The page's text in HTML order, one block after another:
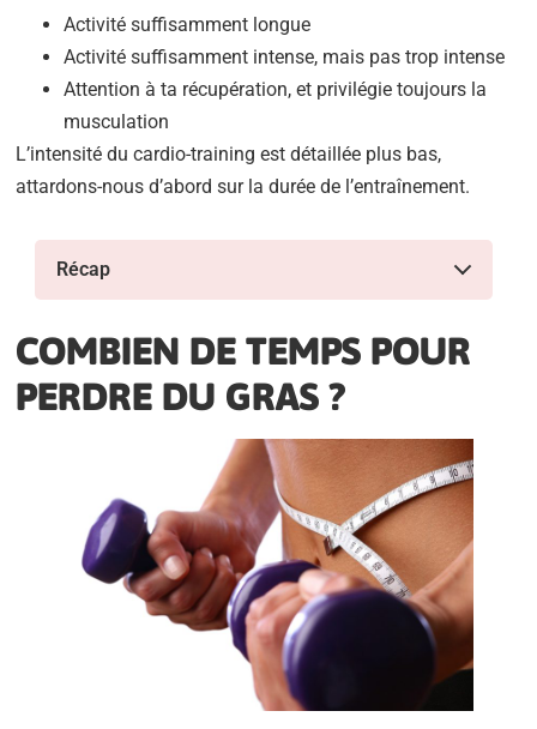
Activité suffisamment longue
Activité suffisamment intense, mais pas trop intense
Attention à ta récupération, et privilégie toujours la
musculation
L’intensité du cardio-training est détaillée plus bas,
attardons-nous d’abord sur la durée de l’entraînement.
Récap
COMBIEN DE TEMPS POUR
PERDRE DU GRAS ?